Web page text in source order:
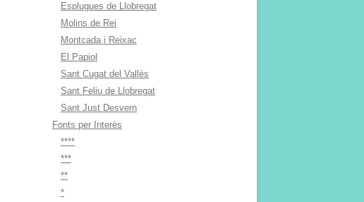
Esplugues de Llobregat
Molins de Rei
Montcada i Reixac
El Papiol
Sant Cugat del Vallès
Sant Feliu de Llobregat
Sant Just Desvern
Fonts per Interès
****
***
**
*